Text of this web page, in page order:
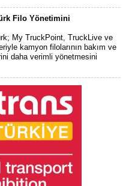
Filo Yönetimini
My TruckPoint, TruckLive ve
kamyon filolarının bakım ve
daha verimli yönetmesini